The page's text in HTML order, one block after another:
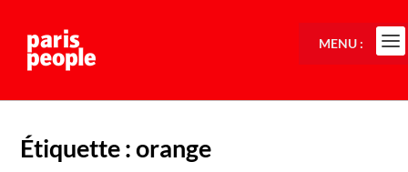
Étiquette :orange
MENU :